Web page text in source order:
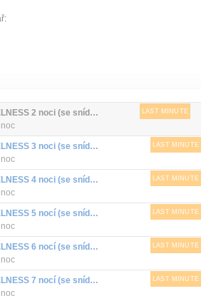
RELAXAČNÍ POBYT S WELNESS 2 noci (se snídaní)
LAST MINUTE
RELAXAČNÍ POBYT S WELNESS 3 noci (se snídaní)
LAST MINUTE
RELAXAČNÍ POBYT S WELNESS 4 noci (se snídaní)
LAST MINUTE
RELAXAČNÍ POBYT S WELNESS 5 nocí (se snídaní)
LAST MINUTE
RELAXAČNÍ POBYT S WELNESS 6 nocí (se snídaní)
LAST MINUTE
RELAXAČNÍ POBYT S WELNESS 7 nocí (se snídaní)
LAST MINUTE